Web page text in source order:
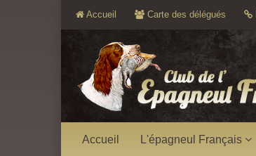
Accueil Carte des délégués
Accueil L'épagneul Français